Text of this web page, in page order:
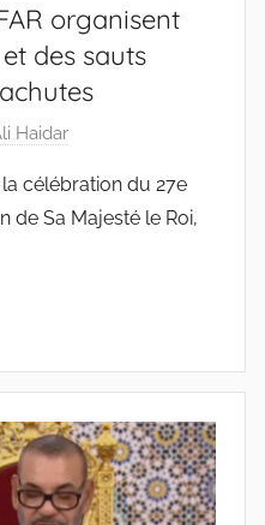
organisent
des sauts
Haidar
célébration du 27e
de Sa Majesté le Roi,